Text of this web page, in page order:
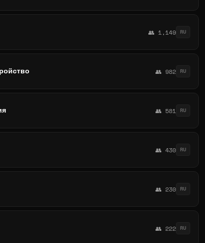
👥 1,149 RU
👥 982 RU
👥 581 RU
👥 430 RU
👥 230 RU
👥 222 RU